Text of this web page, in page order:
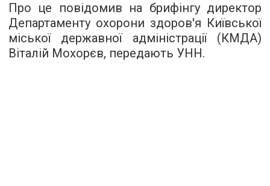
Про це повідомив на брифінгу директор
Департаменту охорони здоров'я Київської
міської державної адміністрації (КМДА)
Віталій Мохорєв, передають УНН.